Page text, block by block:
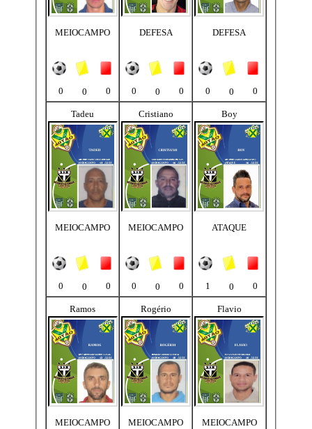
MEIOCAMPO
0 0 0
DEFESA
0 0 0
DEFESA
0 0 0
Tadeu
MEIOCAMPO
0 0 0
Cristiano
MEIOCAMPO
0 0 0
Boy
ATAQUE
1 0 0
Ramos
MEIOCAMPO
Rogério
MEIOCAMPO
Flavio
MEIOCAMPO